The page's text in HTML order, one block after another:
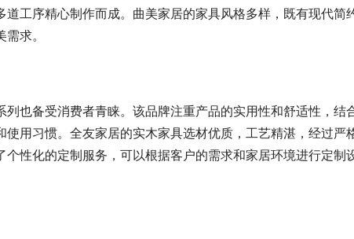
工序精心制作而成。曲美家居的家具风格多样，既有现代简
求。
也备受消费者青睐。该品牌注重产品的实用性和舒适性，结
用习惯。全友家居的实木家具选材优质，工艺精湛，经过严
性化的定制服务，可以根据客户的需求和家居环境进行定制